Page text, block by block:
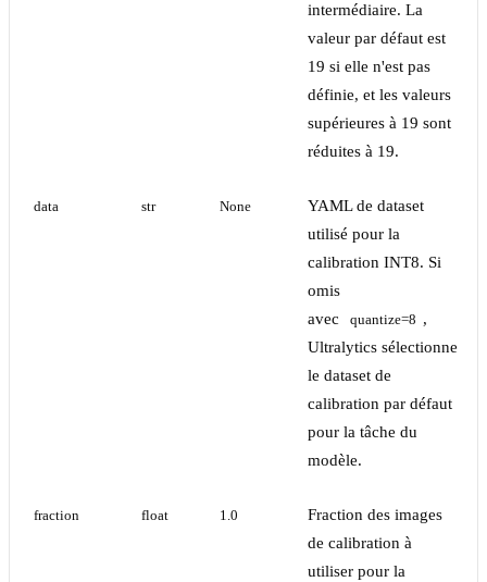
intermédiaire. La
valeur par défaut est
19 si elle n'est pas
définie, et les valeurs
supérieures à 19 sont
réduites à 19.
data str None
YAML de dataset
utilisé pour la
calibration INT8. Si
omis
avec
quantize=8 ,
Ultralytics sélectionne
le dataset de
calibration par défaut
pour la tâche du
modèle.
fraction float 1.0
Fraction des images
de calibration à
utiliser pour la